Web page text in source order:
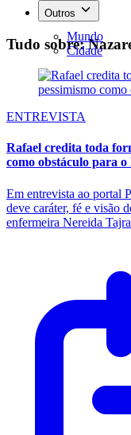
Outros
Mundo
Cidade
Tudo sobre:
ENTREVISTA
Rafael credita toda
como obstáculo para o
Em entrevista ao portal
deve caráter, fé e visão
enfermeira Nereida Tajra